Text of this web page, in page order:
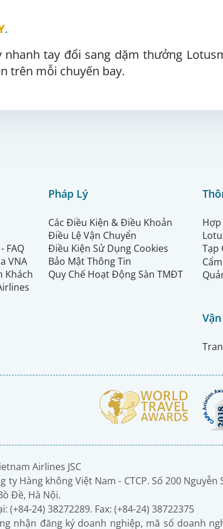
.
tay đổi sang dặm thưởng
trên mỗi chuyến bay.
FAQ
VNA
Khách
Pháp Lý
Các Điều Kiện & Điều Khoản
Điều Lệ Vận Chuyển
Điều Kiện Sử Dụng Cookies
Bảo Mật Thông Tin
Quy Chế Hoạt Động Sàn TMĐT
Tạp
Airlines JSC
ty Hàng không Việt Nam - CTCP. Số 200 Nguyễn
Đề, Hà Nội.
(+84-24) 38272289. Fax: (+84-24) 38722375
nhận đăng ký doanh nghiệp, mã số doanh